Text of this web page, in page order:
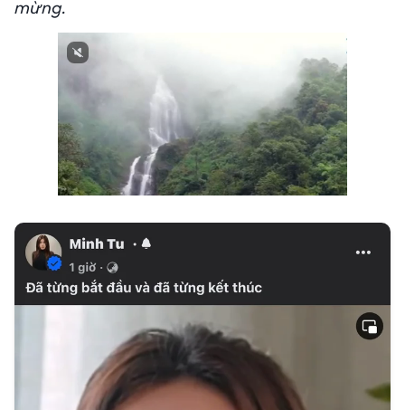
mừng.